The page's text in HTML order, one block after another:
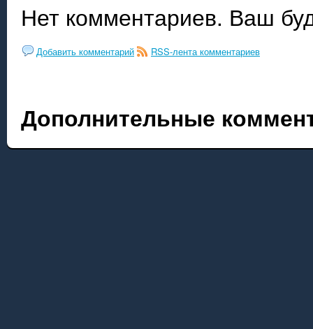
Нет комментариев. Ваш
Добавить комментарий RSS-лента комментариев
Дополнительные